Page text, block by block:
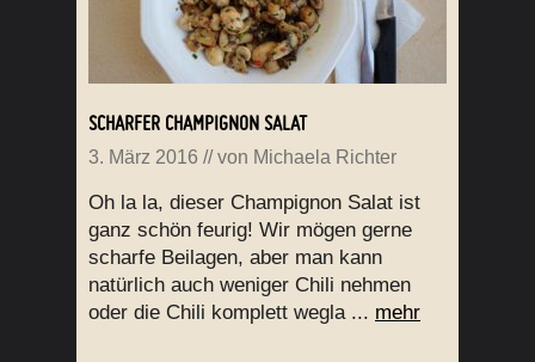
SCHARFER CHAMPIGNON SALAT
3. März 2016 // von Michaela Richter
Oh la la, dieser Champignon Salat ist
ganz schön feurig! Wir mögen gerne
scharfe Beilagen, aber man kann
natürlich auch weniger Chili nehmen
oder die Chili komplett wegla ... mehr